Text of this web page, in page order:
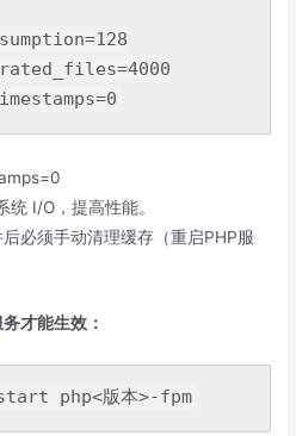
128
4000
统 I/O，提高性能。
必须手动清理缓存（重启PHP服
才能生效：
php<版本>-fpm